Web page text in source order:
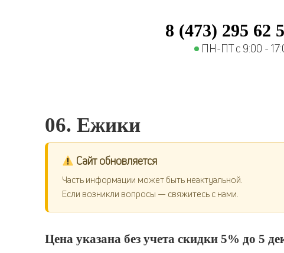
8 (473) 295 62
ПН-ПТ с 9:00 -
06. Ежики
Сайт обновляется
Часть информации может быть неактуальной.
Если возникли вопросы — свяжитесь с нами.
Цена указана без учета скидки 5% до 5